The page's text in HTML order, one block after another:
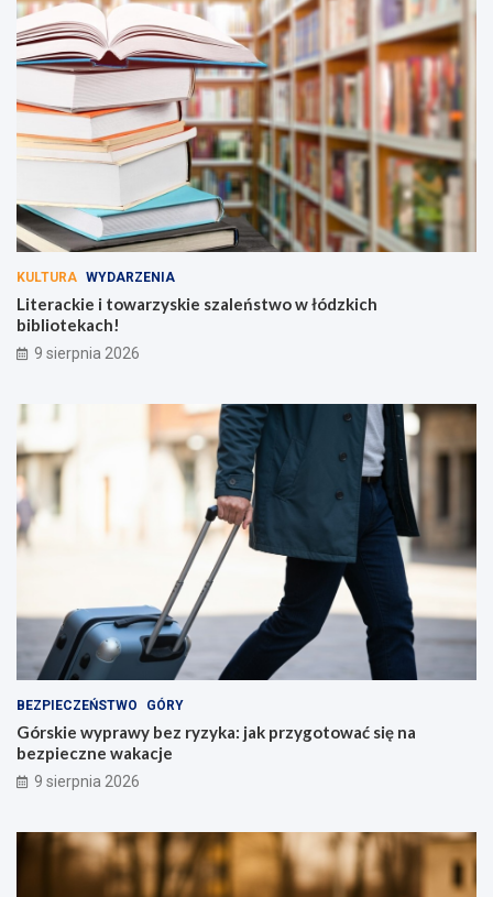
KULTURA WYDARZENIA
Literackie i towarzyskie szaleństwo w łódzkich
bibliotekach!
9 sierpnia 2026
BEZPIECZEŃSTWO GÓRY
Górskie wyprawy bez ryzyka: jak przygotować się na
bezpieczne wakacje
9 sierpnia 2026